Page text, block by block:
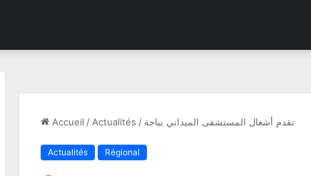
Accueil / Actualités / تقدم أشغال المستشفى الميداني بباجة
Actualités Régional